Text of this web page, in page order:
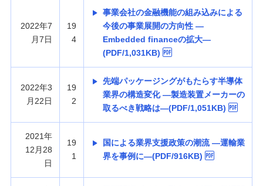
2022年7
月7日
19
4
事業会社の金融機能の組み込みによる
今後の事業展開の方向性 —
Embedded financeの拡大—
(PDF/1,031KB)
2022年3
月22日
19
2
先端パッケージングがもたらす半導体
業界の構造変化 —製造装置メーカーの
取るべき戦略は—(PDF/1,051KB)
2021年
12月28
日
19
1
国による業界支援政策の潮流 —運輸業
界を事例に—(PDF/916KB)